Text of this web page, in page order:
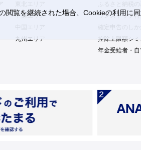
中部エリア
九州エリア
ふるさと納税の
ワンストップ特
控除上限額シ
年金受給者・
覧を継続された場合、Cookieの利用に同